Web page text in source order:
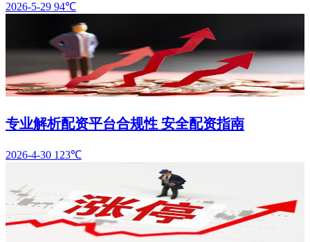
2026-5-29 94℃
专业解析配资平台合规性 安全配资指南
2026-4-30 123℃